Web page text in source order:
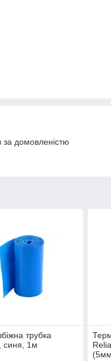
домовленістю
трубка
синя, 1м